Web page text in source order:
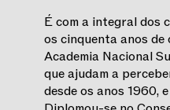
É com a integral dos
os cinquenta anos
Academia Nacional
que ajudam a
desde os anos 1960,